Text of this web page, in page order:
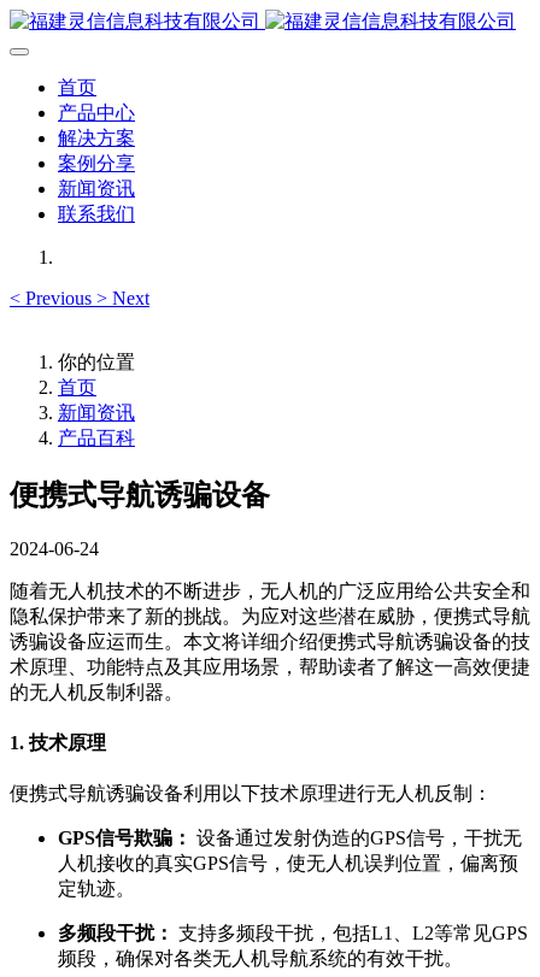
首页
产品中心
解决方案
案例分享
新闻资讯
联系我们
< Previous > Next
你的位置
首页
新闻资讯
产品百科
便携式导航诱骗设备
2024-06-24
随着无人机技术的不断进步，无人机的广泛应用给公共安全和
隐私保护带来了新的挑战。为应对这些潜在威胁，便携式导航
诱骗设备应运而生。本文将详细介绍便携式导航诱骗设备的技
术原理、功能特点及其应用场景，帮助读者了解这一高效便捷
的无人机反制利器。
1. 技术原理
便携式导航诱骗设备利用以下技术原理进行无人机反制：
GPS信号欺骗： 设备通过发射伪造的GPS信号，干扰无
人机接收的真实GPS信号，使无人机误判位置，偏离预
定轨迹。
多频段干扰： 支持多频段干扰，包括L1、L2等常见GPS
频段，确保对各类无人机导航系统的有效干扰。